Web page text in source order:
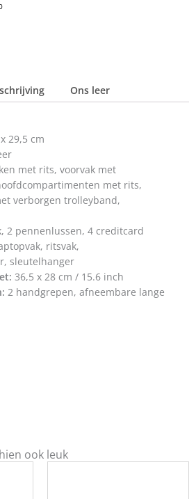
Ons leer
29,5 cm
met rits, voorvak met
met rits,
verborgen trolleyband,
2 pennenlussen, 4 creditcard
ritsvak,
sleutelhanger
36,5 x 28 cm / 15.6 inch
2 handgrepen, afneembare lange
ook leuk